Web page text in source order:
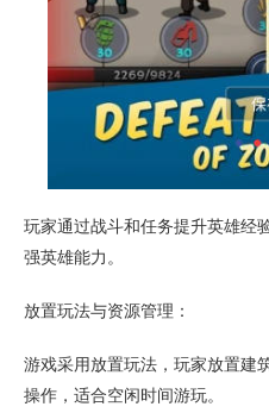
玩家通过战斗和任务提升英雄经
强英雄能力。
放置玩法与资源管理：
游戏采用放置玩法，玩家放置建
操作，适合空闲时间游玩。